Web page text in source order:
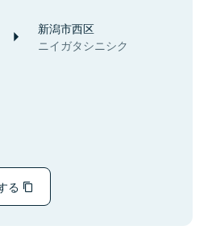
新潟市西区
ニイガタシニシク
る